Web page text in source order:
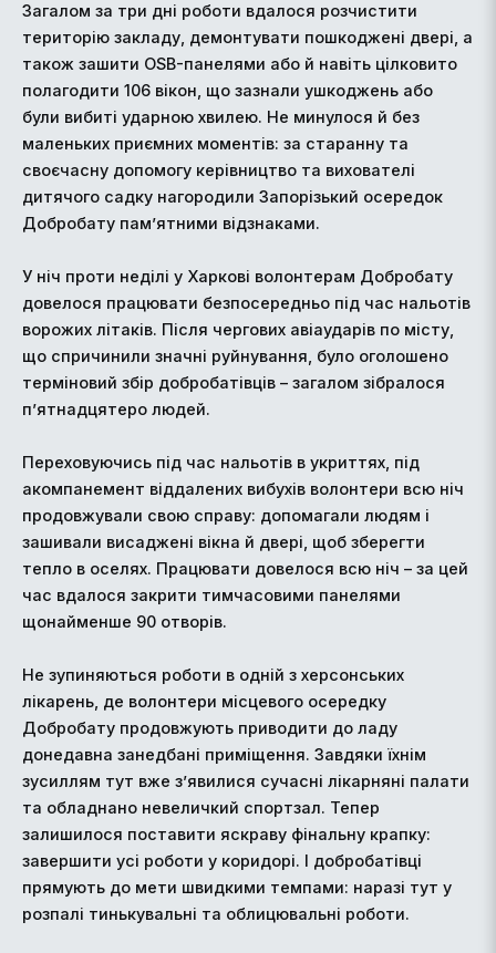
Загалом за три дні роботи вдалося розчистити
територію закладу, демонтувати пошкоджені двері, а
також зашити OSB-панелями або й навіть цілковито
полагодити 106 вікон, що зазнали ушкоджень або
були вибиті ударною хвилею. Не минулося й без
маленьких приємних моментів: за старанну та
своєчасну допомогу керівництво та вихователі
дитячого садку нагородили Запорізький осередок
Добробату пам’ятними відзнаками.
У ніч проти неділі у Харкові волонтерам Добробату
довелося працювати безпосередньо під час нальотів
ворожих літаків. Після чергових авіаударів по місту,
що спричинили значні руйнування, було оголошено
терміновий збір добробатівців – загалом зібралося
п’ятнадцятеро людей.
Переховуючись під час нальотів в укриттях, під
акомпанемент віддалених вибухів волонтери всю ніч
продовжували свою справу: допомагали людям і
зашивали висаджені вікна й двері, щоб зберегти
тепло в оселях. Працювати довелося всю ніч – за цей
час вдалося закрити тимчасовими панелями
щонайменше 90 отворів.
Не зупиняються роботи в одній з херсонських
лікарень, де волонтери місцевого осередку
Добробату продовжують приводити до ладу
донедавна занедбані приміщення. Завдяки їхнім
зусиллям тут вже з’явилися сучасні лікарняні палати
та обладнано невеличкий спортзал. Тепер
залишилося поставити яскраву фінальну крапку:
завершити усі роботи у коридорі. І добробатівці
прямують до мети швидкими темпами: наразі тут у
розпалі тинькувальні та облицювальні роботи.